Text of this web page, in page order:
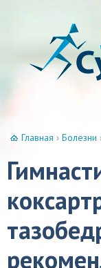
Главная › Болезни